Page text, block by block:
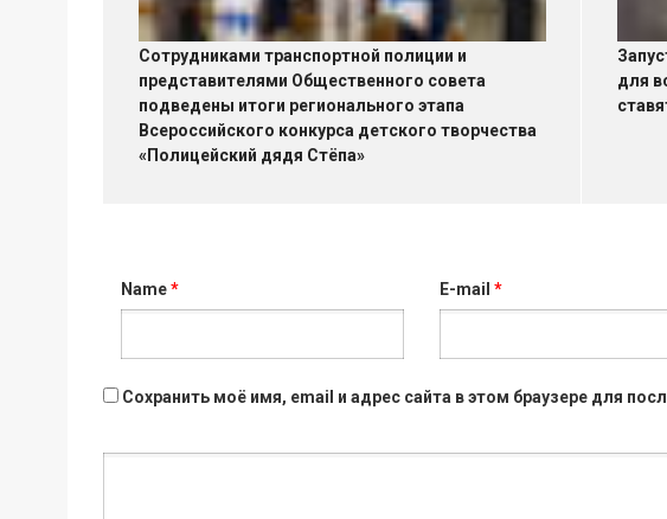
Сотрудниками транспортной полиции и
представителями Общественного совета
подведены итоги регионального этапа
Всероссийского конкурса детского творчества
«Полицейский дядя Стёпа»
для
Name* E-mail*
Сохранить моё имя, email и адрес сайта в этом браузере для